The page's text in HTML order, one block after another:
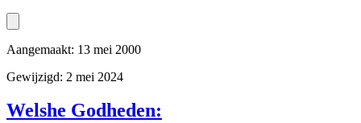
Aangemaakt: 13 mei 2000
Gewijzigd: 2 mei 2024
Welshe Godheden: